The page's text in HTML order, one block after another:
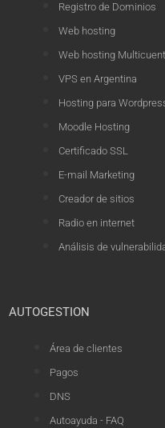
Registro de Dominios
Web hosting
Web hosting
VPS en Argentina
Hosting para
Moodle Hosting
Certificado SSL
E-mail Marketing
Creador de sitios
Radio en internet
Análisis de
AUTOGESTION
Área de clientes
Pagos
DNS
Autoayuda - FAQ